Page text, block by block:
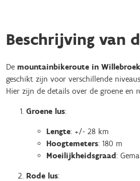
Beschrijving van
De mountainbikeroute in Willebroek
geschikt zijn voor verschillende
Hier zijn de details over de groene en
Groene lus:
Lengte: +/- 28 km
Hoogtemeters: 180 m
Moeilijkheidsgraad:
Rode lus: